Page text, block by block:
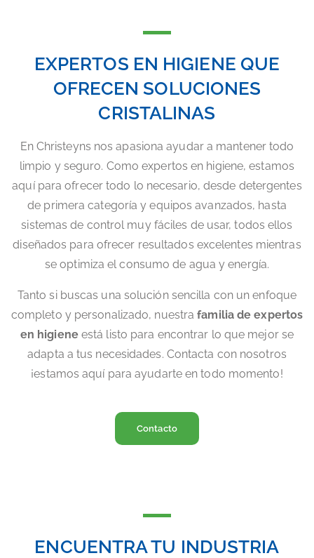
EXPERTOS EN HIGIENE QUE
OFRECEN SOLUCIONES
CRISTALINAS
En Christeyns nos apasiona ayudar a mantener todo
limpio y seguro. Como expertos en higiene, estamos
aquí para ofrecer todo lo necesario, desde detergentes
de primera categoría y equipos avanzados, hasta
sistemas de control muy fáciles de usar, todos ellos
diseñados para ofrecer resultados excelentes mientras
se optimiza el consumo de agua y energía.
Tanto si buscas una solución sencilla con un enfoque
completo y personalizado, nuestrafamilia de expertos
en higieneestá listo para encontrar lo que mejor se
adapta a tus necesidades. Contacta con nosotros
¡estamos aquí para ayudarte en todo momento!
Contacto
ENCUENTRA TU INDUSTRIA